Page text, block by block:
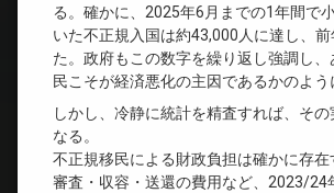
る。確かに、2025年6月までの1年間で
いた不正規入国は約43,000人に達し、
た。政府もこの数字を繰り返し強調し
民こそが経済悪化の主因であるかのよう
しかし、冷静に統計を精査すれば、そ
なる。
不正規移民による財政負担は確かに存
審査・収容・送還の費用など、2023/24